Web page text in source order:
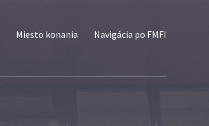
Miesto konania Navigácia po FMFI